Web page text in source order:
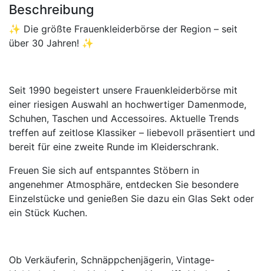
Beschreibung
✨ Die größte Frauenkleiderbörse der Region – seit
über 30 Jahren! ✨
Seit 1990 begeistert unsere Frauenkleiderbörse mit
einer riesigen Auswahl an hochwertiger Damenmode,
Schuhen, Taschen und Accessoires. Aktuelle Trends
treffen auf zeitlose Klassiker – liebevoll präsentiert und
bereit für eine zweite Runde im Kleiderschrank.
Freuen Sie sich auf entspanntes Stöbern in
angenehmer Atmosphäre, entdecken Sie besondere
Einzelstücke und genießen Sie dazu ein Glas Sekt oder
ein Stück Kuchen.
Ob Verkäuferin, Schnäppchenjägerin, Vintage-